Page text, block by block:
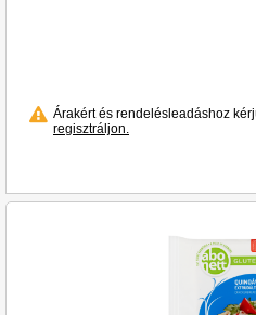
Árakért és rendelésleadáshoz
regisztráljon.